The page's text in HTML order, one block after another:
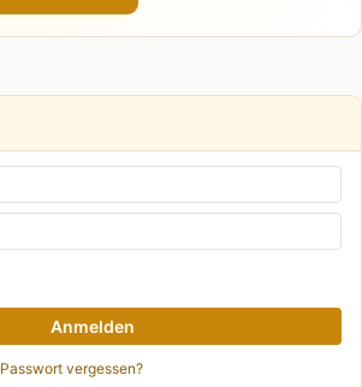
Anmelden
Passwort vergessen?